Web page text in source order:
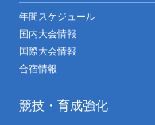
年間スケジュール
国内大会情報
国際大会情報
合宿情報
競技・育成強化